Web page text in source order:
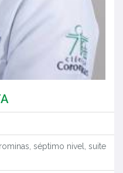
séptimo nivel, suite